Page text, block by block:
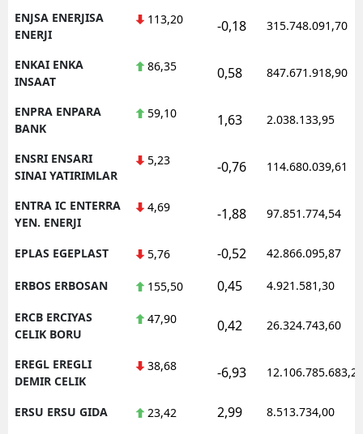
ENJSA ENERJISA
ENERJI
113,20 -0,18 315.748.091,70
ENKAI ENKA
INSAAT
86,35 0,58 847.671.918,90
ENPRA ENPARA
BANK
59,10 1,63 2.038.133,95
ENSRI ENSARI
SINAI YATIRIMLAR
5,23 -0,76 114.680.039,61
ENTRA IC ENTERRA
YEN. ENERJI
4,69 -1,88 97.851.774,54
EPLAS EGEPLAST 5,76 -0,52 42.866.095,87
ERBOS ERBOSAN 155,50 0,45 4.921.581,30
ERCB ERCIYAS
CELIK BORU
47,90 0,42 26.324.743,60
EREGL EREGLI
DEMIR CELIK
38,68 -6,93 12.106.785.683,20
ERSU ERSU GIDA 23,42 2,99 8.513.734,00